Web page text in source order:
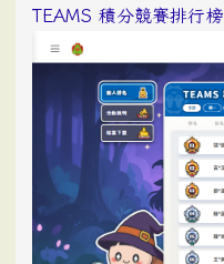
TEAMS 積分競賽排行榜